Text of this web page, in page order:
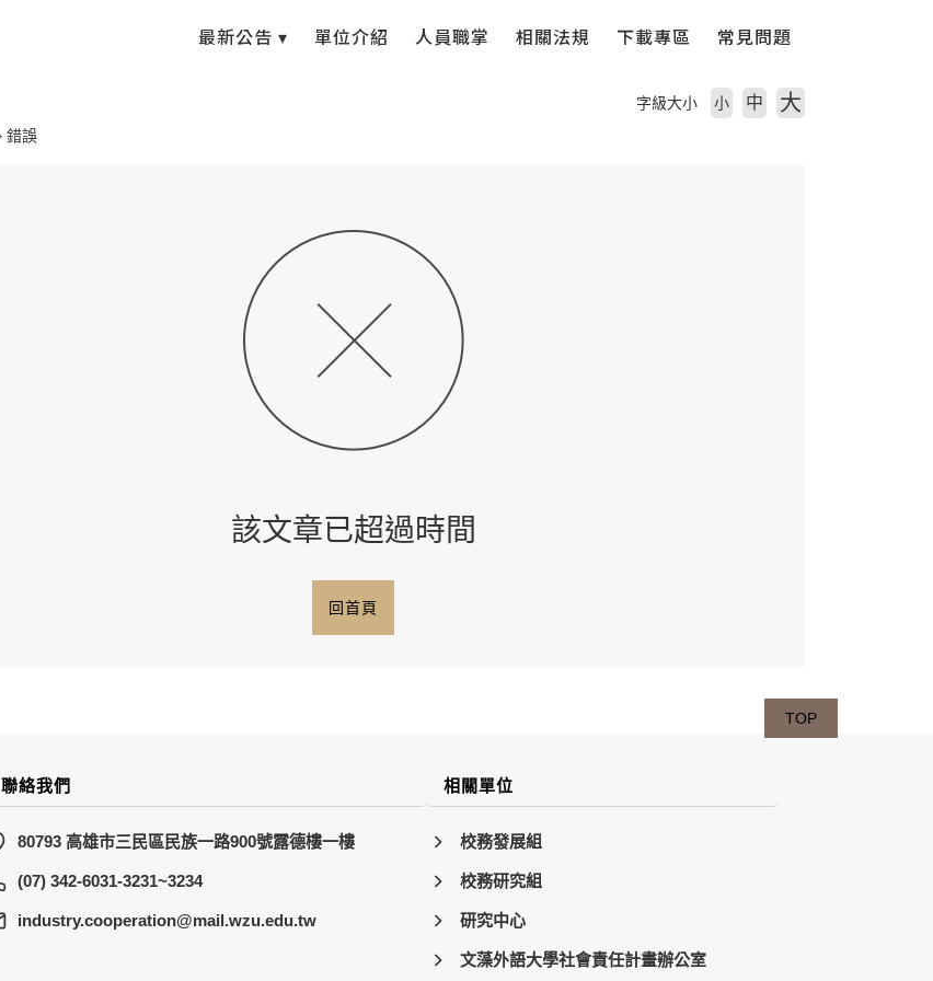
錯誤
字級大小 小 中 大
該文章已超過時間
回首頁
聯絡我們
80793 高雄市三民區民族一路900號露德樓一樓
(07) 342-6031-3231~3234
wt.ude.uzw.liam@noitarepooc.yrtsudni
相關單位
校務發展組
校務研究組
研究中心
文藻外語大學社會責任計畫辦公室
TOP
最新公告 ▾ 單位介紹 人員職掌 相關法規 下載專區 常見問題